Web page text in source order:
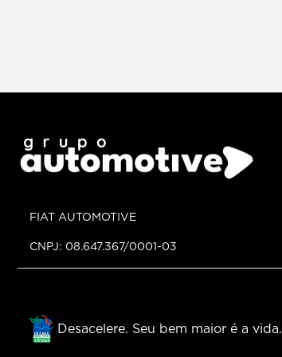
FIAT AUTOMOTIVE
CNPJ: 08.647.367/0001-03
Desacelere. Seu bem maior é a vida.